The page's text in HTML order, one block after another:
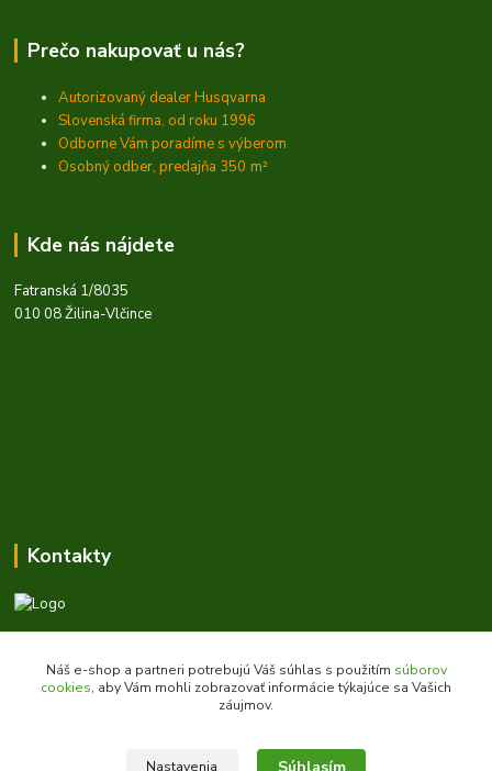
Prečo nakupovať u nás?
Autorizovaný dealer Husqvarna
Slovenská firma, od roku 1996
Odborne Vám poradíme s výberom
Osobný odber, predajňa 350 m²
Kde nás nájdete
Fatranská 1/8035
010 08 Žilina-Vlčince
Kontakty
Zákaznícka podpora daes.sk
+421 903 707 668
(Po-Pia, 8-16 hod.)
Náš e-shop a partneri potrebujú Váš súhlas s použitím súborov
cookies, aby Vám mohli zobrazovať informácie týkajúce sa Vašich
záujmov.
Nastavenia